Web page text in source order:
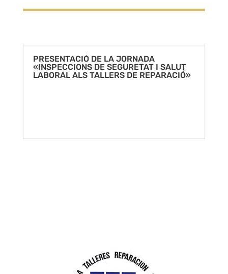
PRESENTACIÓ DE LA JORNADA
«INSPECCIONS DE SEGURETAT I SALUT
LABORAL ALS TALLERS DE REPARACIÓ»